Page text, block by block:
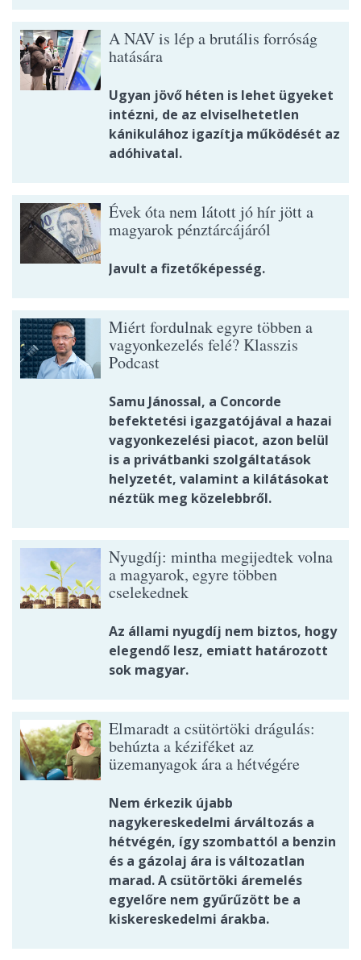
A NAV is lép a brutális forróság
hatására
Ugyan jövő héten is lehet ügyeket
intézni, de az elviselhetetlen
kánikulához igazítja működését az
adóhivatal.
Évek óta nem látott jó hír jött a
magyarok pénztárcájáról
Javult a fizetőképesség.
Miért fordulnak egyre többen a
vagyonkezelés felé? Klasszis
Podcast
Samu Jánossal, a Concorde
befektetési igazgatójával a hazai
vagyonkezelési piacot, azon belül
is a privátbanki szolgáltatások
helyzetét, valamint a kilátásokat
néztük meg közelebbről.
Nyugdíj: mintha megijedtek volna
a magyarok, egyre többen
cselekednek
Az állami nyugdíj nem biztos, hogy
elegendő lesz, emiatt határozott
sok magyar.
Elmaradt a csütörtöki drágulás:
behúzta a kéziféket az
üzemanyagok ára a hétvégére
Nem érkezik újabb
nagykereskedelmi árváltozás a
hétvégén, így szombattól a benzin
és a gázolaj ára is változatlan
marad. A csütörtöki áremelés
egyelőre nem gyűrűzött be a
kiskereskedelmi árakba.